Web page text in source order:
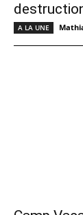
A LA UNE